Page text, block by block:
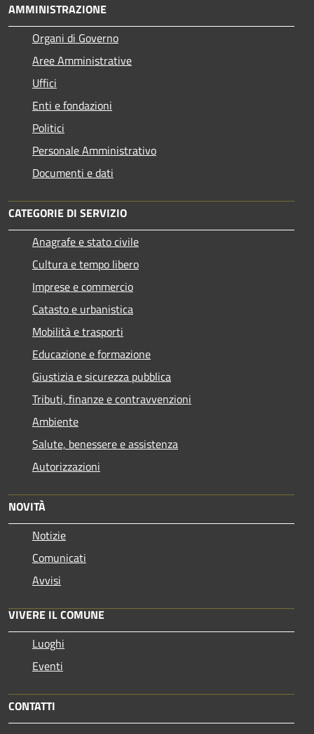
AMMINISTRAZIONE
Organi di Governo
Aree Amministrative
Uffici
Enti e fondazioni
Politici
Personale Amministrativo
Documenti e dati
CATEGORIE DI SERVIZIO
Anagrafe e stato civile
Cultura e tempo libero
Imprese e commercio
Catasto e urbanistica
Mobilità e trasporti
Educazione e formazione
Giustizia e sicurezza pubblica
Tributi, finanze e contravvenzioni
Ambiente
Salute, benessere e assistenza
Autorizzazioni
NOVITÀ
Notizie
Comunicati
Avvisi
VIVERE IL COMUNE
Luoghi
Eventi
CONTATTI